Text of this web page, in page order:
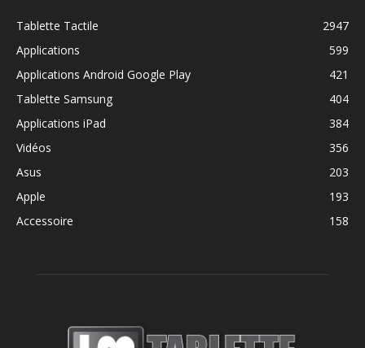
Tablette Tactile
2947
Applications
599
Applications Android Google Play
421
Tablette Samsung
404
Applications iPad
384
Vidéos
356
Asus
203
Apple
193
Accessoire
158